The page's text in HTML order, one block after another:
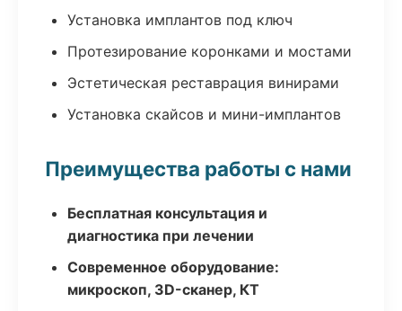
Установка имплантов под ключ
Протезирование коронками и мостами
Эстетическая реставрация винирами
Установка скайсов и мини-имплантов
Преимущества работы с нами
Бесплатная консультация и
диагностика при лечении
Современное оборудование:
микроскоп, 3D-сканер, КТ